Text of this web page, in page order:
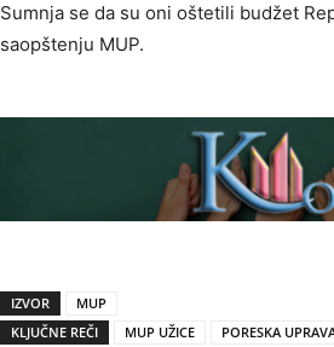
Sumnja se da su oni oštetili budžet
saopštenju MUP.
IZVOR
MUP
KLJUČNE REČI
MUP UŽICE PORESKA